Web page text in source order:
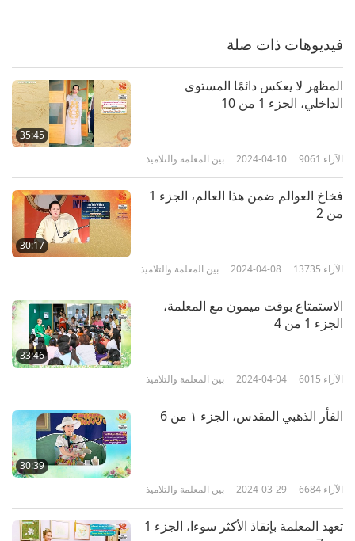
فيديوهات ذات صلة
35:45
المظهر لا يعكس دائمًا المستوى
الداخلي، الجزء 1 من 10
بين المعلمة والتلاميذ 2024-04-10 9061 الآراء
30:17
فخاخ العوالم ضمن هذا العالم، الجزء 1
من 2
بين المعلمة والتلاميذ 2024-04-08 13735 الآراء
33:46
الاستمتاع بوقت ميمون مع المعلمة،
الجزء 1 من 4
بين المعلمة والتلاميذ 2024-04-04 6015 الآراء
30:39
الفأر الذهبي المقدس، الجزء ١ من 6
بين المعلمة والتلاميذ 2024-03-29 6684 الآراء
تعهد المعلمة بإنقاذ الأكثر سوءا، الجزء 1